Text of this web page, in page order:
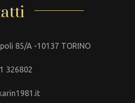
85/A -10137 TORINO
326802